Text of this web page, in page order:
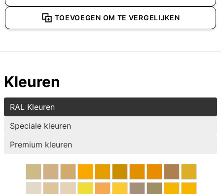
TOEVOEGEN OM TE VERGELIJKEN
Kleuren
RAL Kleuren
Speciale kleuren
Premium kleuren